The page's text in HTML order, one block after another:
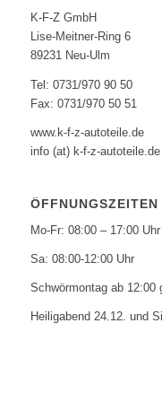
K-F-Z GmbH
Lise-Meitner-Ring 6
89231 Neu-Ulm
Tel: 0731/970 90 50
Fax: 0731/970 50 51
www.k-f-z-autoteile.de
info (at) k-f-z-autoteile.de
ÖFFNUNGSZEITEN
Mo-Fr: 08:00 – 17:00 Uhr
Sa: 08:00-12:00 Uhr
Schwörmontag ab 12:00
Heiligabend 24.12. und